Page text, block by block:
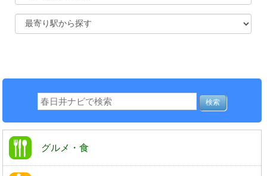
グルメ・食